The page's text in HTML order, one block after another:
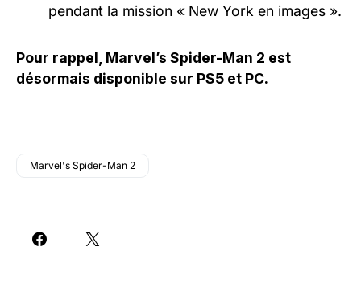
pendant la mission « New York en images ».
Pour rappel, Marvel’s Spider-Man 2 est
désormais disponible sur PS5 et PC.
Marvel's Spider-Man 2